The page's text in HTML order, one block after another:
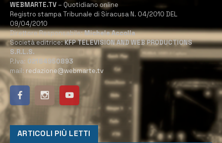
WEBMARTE.TV – Quotidiano online
Registro stampa Tribunale di Siracusa N. 04/2010 DEL
09/04/2010
Direttore Responsabile:Michele Accolla
Società editrice:KFP TELEVISION AND WEB PRODUCTIONS
S.R.L.S.
P.Iva: 02184950893
mail: redazione@webmarte.tv
ARTICOLI PIÙ LETTI